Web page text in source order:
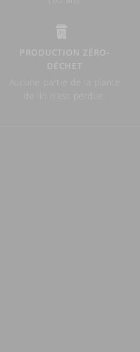
PRODUCTION ZÉRO-
DÉCHET